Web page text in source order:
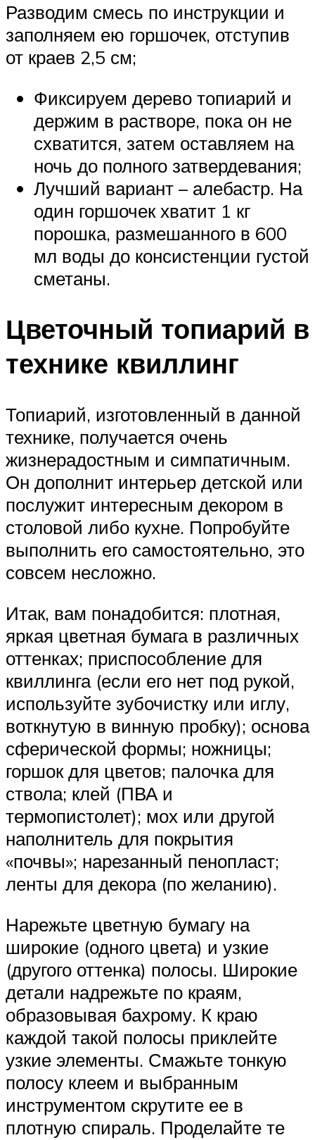
Разводим смесь по инструкции и
заполняем ею горшочек, отступив
от краев 2,5 см;
Фиксируем дерево топиарий и
держим в растворе, пока он не
схватится, затем оставляем на
ночь до полного затвердевания;
Лучший вариант – алебастр. На
один горшочек хватит 1 кг
порошка, размешанного в 600
мл воды до консистенции густой
сметаны.
Цветочный топиарий в
технике квиллинг
Топиарий, изготовленный в данной
технике, получается очень
жизнерадостным и симпатичным.
Он дополнит интерьер детской или
послужит интересным декором в
столовой либо кухне. Попробуйте
выполнить его самостоятельно, это
совсем несложно.
Итак, вам понадобится: плотная,
яркая цветная бумага в различных
оттенках; приспособление для
квиллинга (если его нет под рукой,
используйте зубочистку или иглу,
воткнутую в винную пробку); основа
сферической формы; ножницы;
горшок для цветов; палочка для
ствола; клей (ПВА и
термопистолет); мох или другой
наполнитель для покрытия
«почвы»; нарезанный пенопласт;
ленты для декора (по желанию).
Нарежьте цветную бумагу на
широкие (одного цвета) и узкие
(другого оттенка) полосы. Широкие
детали надрежьте по краям,
образовывая бахрому. К краю
каждой такой полосы приклейте
узкие элементы. Смажьте тонкую
полосу клеем и выбранным
инструментом скрутите ее в
плотную спираль. Проделайте те